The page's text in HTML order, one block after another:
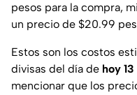
pesos para la compra,
un precio de $20.99
Estos son los costos
divisas del día de hoy
mencionar que los